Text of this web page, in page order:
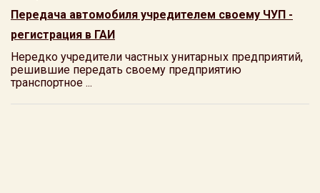
Передача автомобиля учредителем своему ЧУП -
регистрация в ГАИ
Нередко учредители частных унитарных предприятий,
решившие передать своему предприятию
транспортное ...